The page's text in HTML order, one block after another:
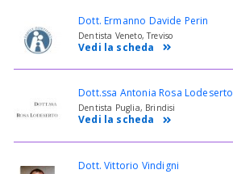
Dott. Ermanno Davide Perin
Dentista Veneto, Treviso
Vedi la scheda
Dott.ssa Antonia Rosa Lodeserto
Dentista Puglia, Brindisi
Vedi la scheda
Dott. Vittorio Vindigni